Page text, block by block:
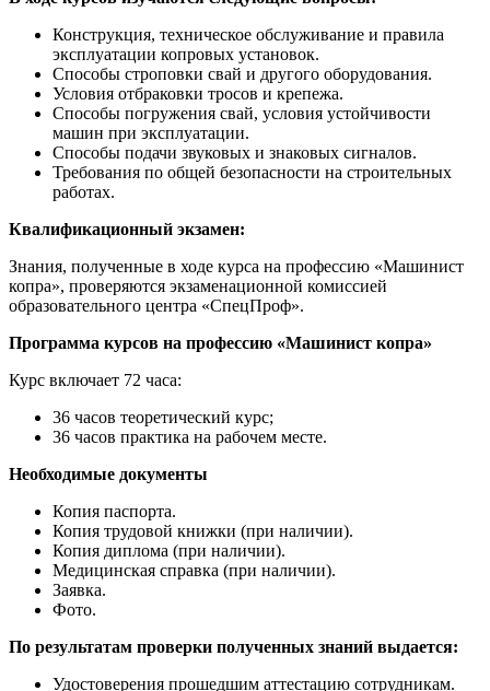
Конструкция, техническое обслуживание и правила
эксплуатации копровых установок.
Способы строповки свай и другого оборудования.
Условия отбраковки тросов и крепежа.
Способы погружения свай, условия устойчивости
машин при эксплуатации.
Способы подачи звуковых и знаковых сигналов.
Требования по общей безопасности на строительных
работах.
Квалификационный экзамен:
Знания, полученные в ходе курса на профессию «Машинист
копра», проверяются экзаменационной комиссией
образовательного центра «СпецПроф».
Программа курсов на профессию «Машинист копра»
Курс включает 72 часа:
36 часов теоретический курс;
36 часов практика на рабочем месте.
Необходимые документы
Копия паспорта.
Копия трудовой книжки (при наличии).
Копия диплома (при наличии).
Медицинская справка (при наличии).
Заявка.
Фото.
По результатам проверки полученных знаний выдается:
Удостоверения прошедшим аттестацию сотрудникам.